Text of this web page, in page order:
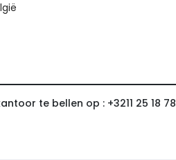
te bellen op : +3211 25 18 78